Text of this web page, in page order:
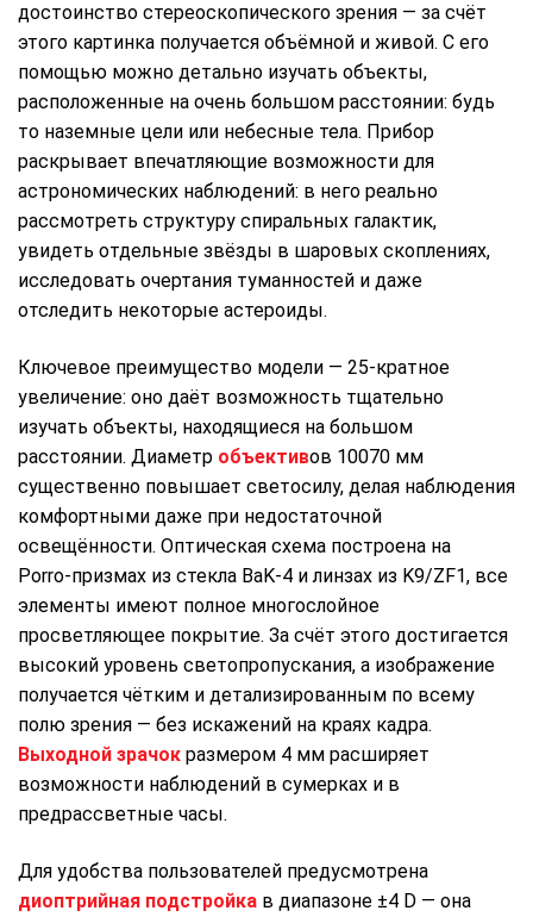
достоинство стереоскопического зрения — за счёт
этого картинка получается объёмной и живой. С его
помощью можно детально изучать объекты,
расположенные на очень большом расстоянии: будь
то наземные цели или небесные тела. Прибор
раскрывает впечатляющие возможности для
астрономических наблюдений: в него реально
рассмотреть структуру спиральных галактик,
увидеть отдельные звёзды в шаровых скоплениях,
исследовать очертания туманностей и даже
отследить некоторые астероиды.
Ключевое преимущество модели — 25‑кратное
увеличение: оно даёт возможность тщательно
изучать объекты, находящиеся на большом
расстоянии. Диаметр объективов 10070 мм
существенно повышает светосилу, делая наблюдения
комфортными даже при недостаточной
освещённости. Оптическая схема построена на
Porro‑призмах из стекла BaK‑4 и линзах из K9/ZF1, все
элементы имеют полное многослойное
просветляющее покрытие. За счёт этого достигается
высокий уровень светопропускания, а изображение
получается чётким и детализированным по всему
полю зрения — без искажений на краях кадра.
Выходной зрачок размером 4 мм расширяет
возможности наблюдений в сумерках и в
предрассветные часы.
Для удобства пользователей предусмотрена
диоптрийная подстройка в диапазоне ±4 D — она